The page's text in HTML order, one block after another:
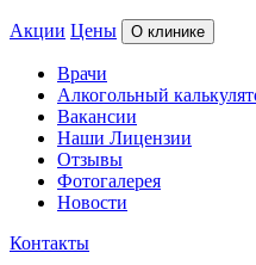
Акции Цены О клинике
Врачи
Алкогольный
Вакансии
Наши Лицензии
Отзывы
Фотогалерея
Новости
Контакты